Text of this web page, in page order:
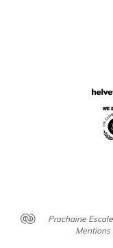
Prochaine
Mentions